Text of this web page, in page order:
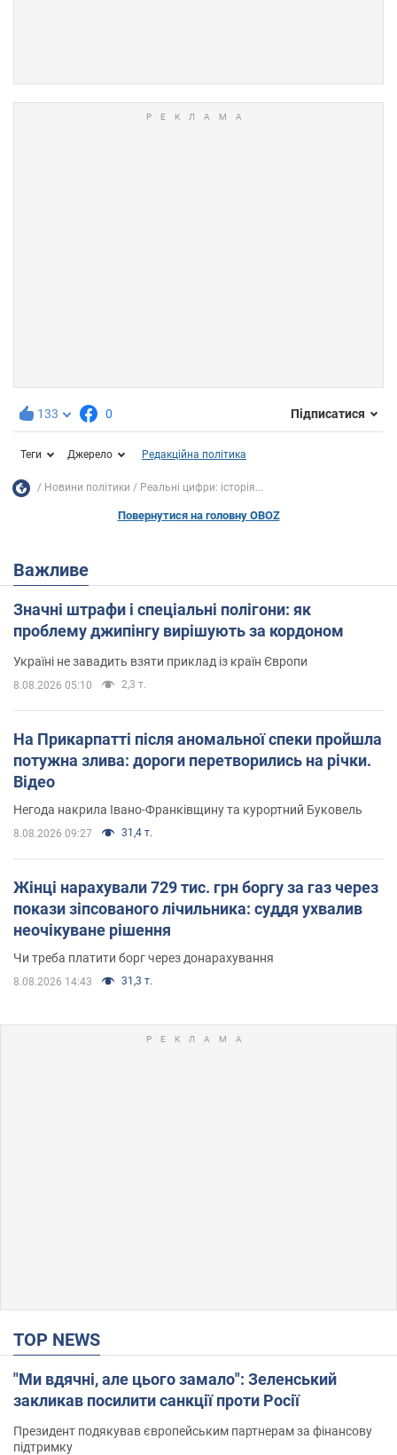
133 0 Підписатися
Теги Джерело Редакційна політика
Новини політики Реальні цифри: історія...
Повернутися на головну OBOZ
Важливе
Значні штрафи і спеціальні полігони: як
проблему джипінгу вирішують за кордоном
Україні не завадить взяти приклад із країн Європи
8.08.2026 05:10 2,3 т.
На Прикарпатті після аномальної спеки пройшла
потужна злива: дороги перетворились на річки.
Відео
Негода накрила Івано-Франківщину та курортний Буковель
8.08.2026 09:27 31,4 т.
Жінці нарахували 729 тис. грн боргу за газ через
покази зіпсованого лічильника: суддя ухвалив
неочікуване рішення
Чи треба платити борг через донарахування
8.08.2026 14:43 31,3 т.
TOP NEWS
"Ми вдячні, але цього замало": Зеленський
закликав посилити санкції проти Росії
Президент подякував європейським партнерам за фінансову
підтримку